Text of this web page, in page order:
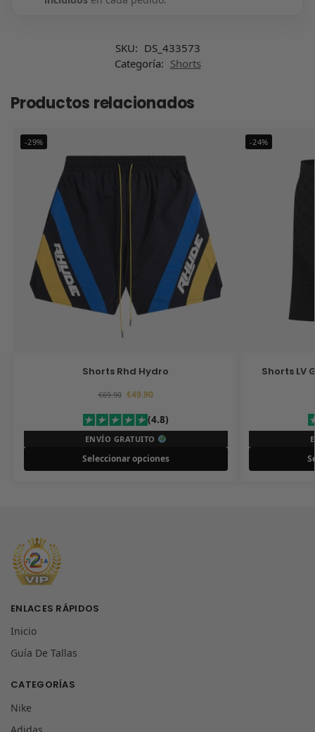
SKU: DS_433573
Categoría: Shorts
Productos relacionados
-29%
Shorts Rhd Hydro
€69.90 €49.90
(4.8)
ENVÍO GRATUITO
Seleccionar opciones
-24%
Shorts LV
ENLACES RÁPIDOS
Inicio
Guía De Tallas
CATEGORÍAS
Nike